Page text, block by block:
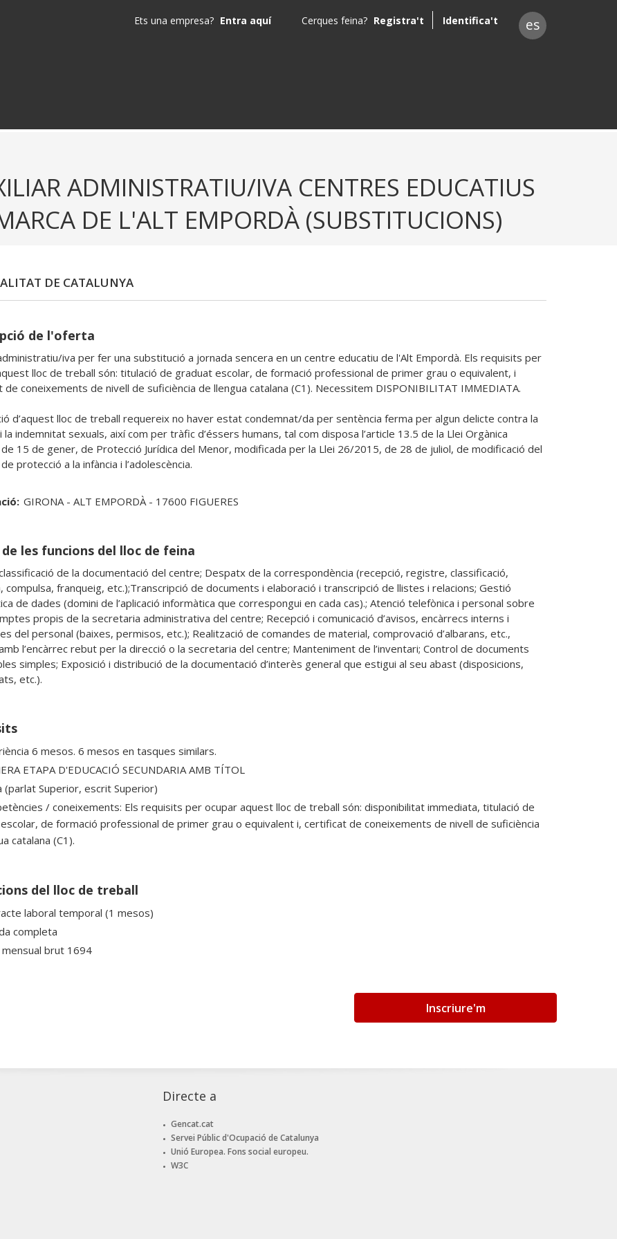
Ets una empresa? Entra aquí Cerques feina? Registra't Identifica't es
ADMINISTRATIU/IVA CENTRES EDUCATIUS
DE L'ALT EMPORDÀ (SUBSTITUCIONS)
DE CATALUNYA
de l'oferta
iva per fer una substitució a jornada sencera en un centre educatiu de l'Alt Empordà. Els requisits per
lloc de treball són: titulació de graduat escolar, de formació professional de primer grau o equivalent, i
coneixements de nivell de suficiència de llengua catalana (C1). Necessitem DISPONIBILITAT IMMEDIATA.
d’aquest lloc de treball requereix no haver estat condemnat/da per sentència ferma per algun delicte contra la
indemnitat sexuals, així com per tràfic d’éssers humans, tal com disposa l’article 13.5 de la Llei Orgànica
15 de gener, de Protecció Jurídica del Menor, modificada per la Llei 26/2015, de 28 de juliol, de modificació del
protecció a la infància i l’adolescència.
GIRONA - ALT EMPORDÀ - 17600 FIGUERES
les funcions del lloc de feina
de la documentació del centre; Despatx de la correspondència (recepció, registre, classificació,
compulsa, franqueig, etc.);Transcripció de documents i elaboració i transcripció de llistes i relacions; Gestió
de dades (domini de l’aplicació informàtica que correspongui en cada cas).; Atenció telefònica i personal sobre
propis de la secretaria administrativa del centre; Recepció i comunicació d’avisos, encàrrecs interns i
del personal (baixes, permisos, etc.); Realització de comandes de material, comprovació d’albarans, etc.,
l’encàrrec rebut per la direcció o la secretaria del centre; Manteniment de l’inventari; Control de documents
simples; Exposició i distribució de la documentació d’interès general que estigui al seu abast (disposicions,
etc.).
6 mesos. 6 mesos en tasques similars.
ETAPA D'EDUCACIÓ SECUNDARIA AMB TÍTOL
(parlat Superior, escrit Superior)
/ coneixements: Els requisits per ocupar aquest lloc de treball són: disponibilitat immediata, titulació de
de formació professional de primer grau o equivalent i, certificat de coneixements de nivell de suficiència
catalana (C1).
del lloc de treball
laboral temporal (1 mesos)
completa
mensual brut 1694
Inscriure'm
Directe a
Gencat.cat
Servei Públic d'Ocupació de Catalunya
Unió Europea. Fons social europeu.
W3C